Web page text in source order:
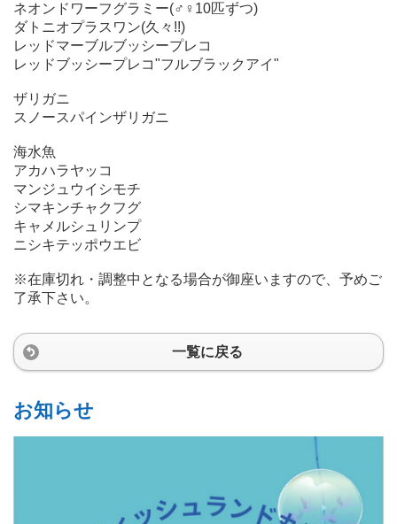
ネオンドワーフグラミー(♂♀10匹ずつ)
ダトニオプラスワン(久々!!)
レッドマーブルブッシープレコ
レッドブッシープレコ"フルブラックアイ"
ザリガニ
スノースパインザリガニ
海水魚
アカハラヤッコ
マンジュウイシモチ
シマキンチャクフグ
キャメルシュリンプ
ニシキテッポウエビ
※在庫切れ・調整中となる場合が御座いますので、予めご
了承下さい。
一覧に戻る
お知らせ